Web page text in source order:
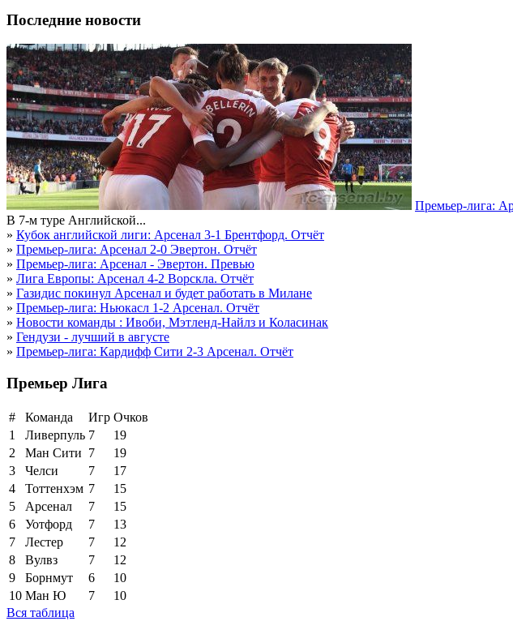
Последние новости
Премьер-лига:
В 7-м туре Английской...
» Кубок английской лиги: Арсенал 3-1 Брентфорд. Отчёт
» Премьер-лига: Арсенал 2-0 Эвертон. Отчёт
» Премьер-лига: Арсенал - Эвертон. Превью
» Лига Европы: Арсенал 4-2 Ворскла. Отчёт
» Газидис покинул Арсенал и будет работать в Милане
» Премьер-лига: Ньюкасл 1-2 Арсенал. Отчёт
» Новости команды : Ивоби, Мэтленд-Найлз и Коласинак
» Гендузи - лучший в августе
» Премьер-лига: Кардифф Сити 2-3 Арсенал. Отчёт
Премьер Лига
# Команда Игр Очков
1
Ливерпуль 7
19
2
Ман Сити 7
19
3
Челси 7
17
4
Тоттенхэм 7
15
5
Арсенал 7
15
6
Уотфорд 7
13
7
Лестер 7
12
8
Вулвз 7
12
9
Борнмут 6
10
10 Ман Ю 7
10
Вся таблица